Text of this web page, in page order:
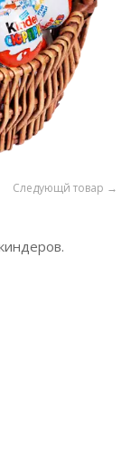
Следующй товар →